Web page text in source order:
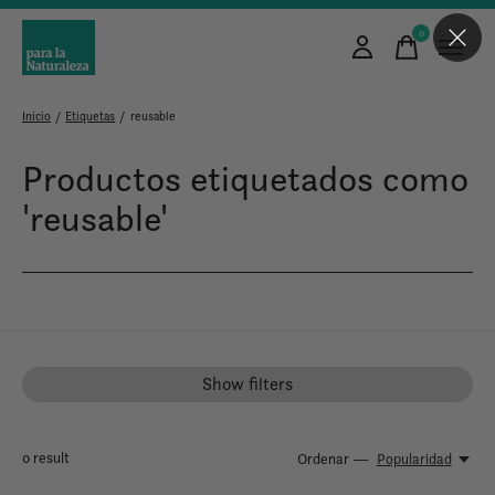
0items
Inicio / Etiquetas / reusable
Productos etiquetados como
'reusable'
Show filters
0 result Ordenar — Popularidad